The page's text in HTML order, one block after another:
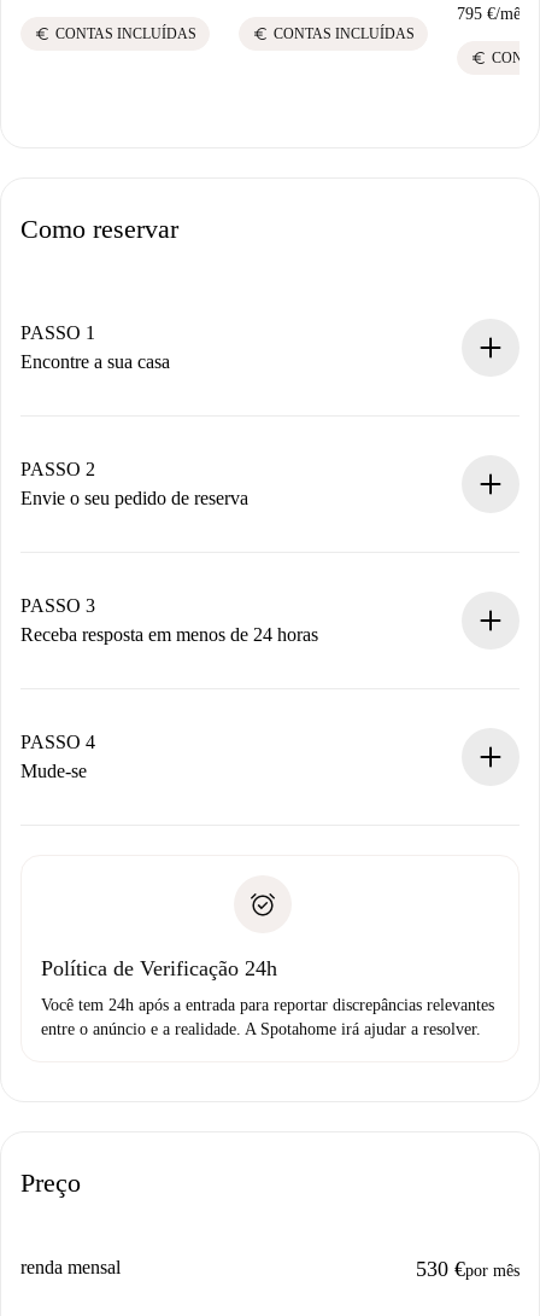
euro CONTAS INCLUÍDAS euro CONTAS INCLUÍDAS
795 €/mês
euro
Como reservar
PASSO 1
Encontre a sua casa
Você tem todas as informações necessárias
antecipadamente.
PASSO 2
Envie o seu pedido de reserva
Não cobramos nada até que o proprietário confirme.
PASSO 3
Receba resposta em menos de 24 horas
proprietário.
Se recusada: não cobraremos nada e ofereceremos
Débito direto bancário
PASSO 4
Mude-se
não comunicar nenhum problema.
Política de Verificação 24h
Você tem 24h após a entrada para reportar discrepâncias relevantes
entre o anúncio e a realidade. A Spotahome irá ajudar a resolver.
Preço
renda mensal 530 €por mês